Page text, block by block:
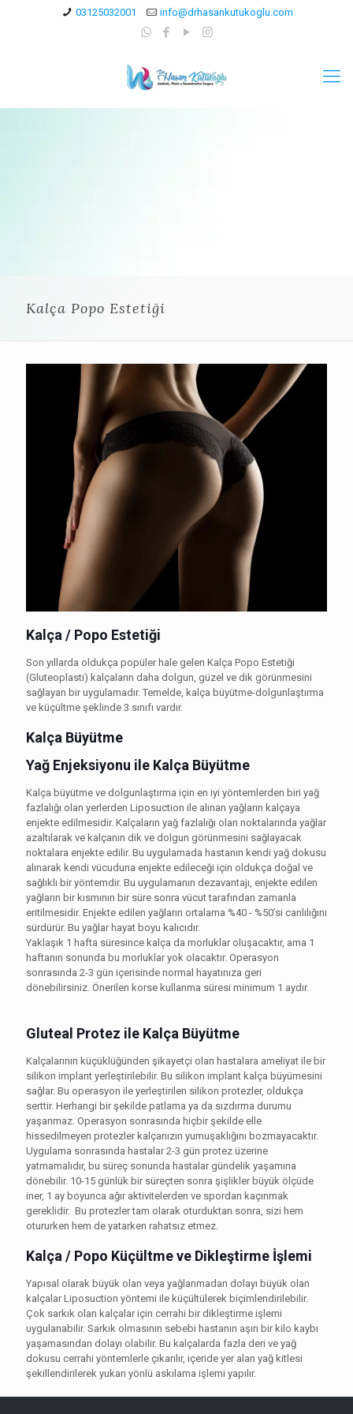
03125032001 info@drhasankutukoglu.com
Kalça Popo Estetiği
Kalça / Popo Estetiği
Son yıllarda oldukça popüler hale gelen Kalça Popo Estetiği
(Gluteoplasti) kalçaların daha dolgun, güzel ve dik görünmesini
sağlayan bir uygulamadır. Temelde, kalça büyütme-dolgunlaştırma
ve küçültme şeklinde 3 sınıfı vardır.
Kalça Büyütme
Yağ Enjeksiyonu ile Kalça Büyütme
Kalça büyütme ve dolgunlaştırma için en iyi yöntemlerden biri yağ
fazlalığı olan yerlerden Liposuction ile alınan yağların kalçaya
enjekte edilmesidir. Kalçaların yağ fazlalığı olan noktalarında yağlar
azaltılarak ve kalçanın dik ve dolgun görünmesini sağlayacak
noktalara enjekte edilir. Bu uygulamada hastanın kendi yağ dokusu
alınarak kendi vücuduna enjekte edileceği için oldukça doğal ve
sağlıklı bir yöntemdir. Bu uygulamanın dezavantajı, enjekte edilen
yağların bir kısmının bir süre sonra vücut tarafından zamanla
eritilmesidir. Enjekte edilen yağların ortalama %40 - %50’si canlılığını
sürdürür. Bu yağlar hayat boyu kalıcıdır.
Yaklaşık 1 hafta süresince kalça da morluklar oluşacaktır, ama 1
haftanın sonunda bu morluklar yok olacaktır. Operasyon
sonrasında 2-3 gün içerisinde normal hayatınıza geri
dönebilirsiniz. Önerilen korse kullanma süresi minimum 1 aydır.
Gluteal Protez ile Kalça Büyütme
Kalçalarının küçüklüğünden şikayetçi olan hastalara ameliyat ile bir
silikon implant yerleştirilebilir. Bu silikon implant kalça büyümesini
sağlar. Bu operasyon ile yerleştirilen silikon protezler, oldukça
serttir. Herhangi bir şekilde patlama ya da sızdırma durumu
yaşanmaz. Operasyon sonrasında hiçbir şekilde elle
hissedilmeyen protezler kalçanızın yumuşaklığını bozmayacaktır.
Uygulama sonrasında hastalar 2-3 gün protez üzerine
yatmamalıdır, bu süreç sonunda hastalar gündelik yaşamına
dönebilir. 10-15 günlük bir süreçten sonra şişlikler büyük ölçüde
iner, 1 ay boyunca ağır aktivitelerden ve spordan kaçınmak
gereklidir. Bu protezler tam olarak oturduktan sonra, sizi hem
otururken hem de yatarken rahatsız etmez.
Kalça / Popo Küçültme ve Dikleştirme İşlemi
Yapısal olarak büyük olan veya yağlanmadan dolayı büyük olan
kalçalar Liposuction yöntemi ile küçültülerek biçimlendirilebilir.
Çok sarkık olan kalçalar için cerrahi bir dikleştirme işlemi
uygulanabilir. Sarkık olmasının sebebi hastanın aşırı bir kilo kaybı
yaşamasından dolayı olabilir. Bu kalçalarda fazla deri ve yağ
dokusu cerrahi yöntemlerle çıkarılır, içeride yer alan yağ kitlesi
şekillendirilerek yukarı yönlü askılama işlemi yapılır.